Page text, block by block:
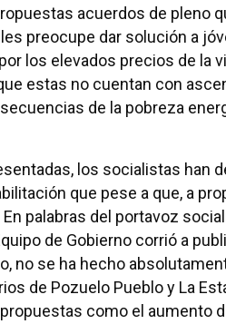
acuerdos de pleno
preocupe dar solución a
los elevados precios de la
estas no cuentan con
de la pobreza
los socialistas han
que pese a que, a
palabras del portavoz
de Gobierno corrió a
no se ha hecho
de Pozuelo Pueblo y La
como el aumento